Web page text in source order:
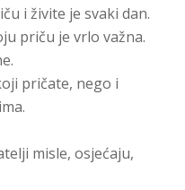
i živite je svaki dan.
priču je vrlo važna.
pričate, nego i
misle, osjećaju,